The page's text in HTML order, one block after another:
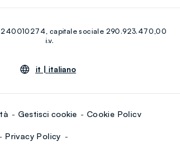
Linkedin
capitale sociale 290.923.470,00
i.v.
it | italiano
Gestisci cookie Cookie Policy
Privacy Policy